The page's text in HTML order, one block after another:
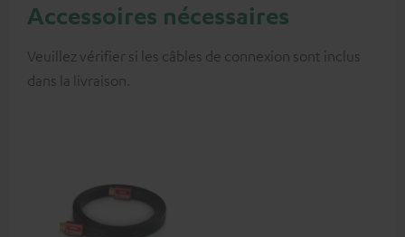
Accessoires nécessaires
Veuillez vérifier si les câbles de connexion sont inclus
dans la livraison.